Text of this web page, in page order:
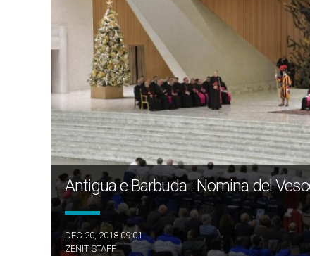
Antigua e Barbuda : Nomina del
DEC 20, 2018 09:01
ZENIT STAFF